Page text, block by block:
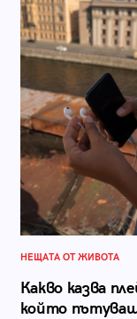
НЕЩАТА ОТ ЖИВОТА
Какво казва
който